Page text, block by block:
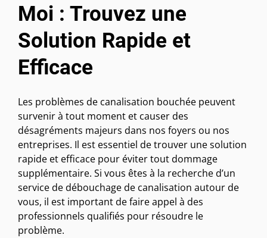
Moi : Trouvez une
Solution Rapide et
Efficace
Les problèmes de canalisation bouchée peuvent
survenir à tout moment et causer des
désagréments majeurs dans nos foyers ou nos
entreprises. Il est essentiel de trouver une solution
rapide et efficace pour éviter tout dommage
supplémentaire. Si vous êtes à la recherche d’un
service de débouchage de canalisation autour de
vous, il est important de faire appel à des
professionnels qualifiés pour résoudre le
problème.